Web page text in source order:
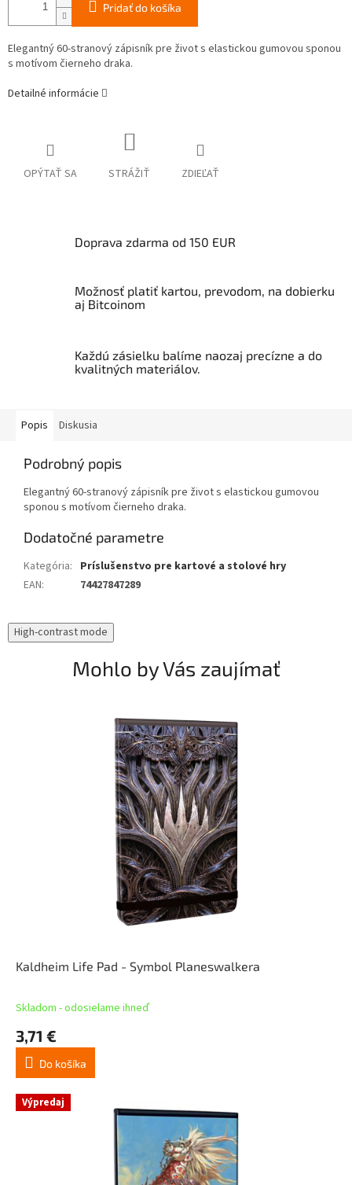
Pridať do košíka
Elegantný 60-stranový zápisník pre život s elastickou gumovou sponou
s motívom čierneho draka.
Detailné informácie
OPÝTAŤ SA STRÁŽIŤ ZDIEĽAŤ
Doprava zdarma od 150 EUR
Možnosť platiť kartou, prevodom, na dobierku
aj Bitcoinom
Každú zásielku balíme naozaj precízne a do
kvalitných materiálov.
Popis Diskusia
Podrobný popis
Elegantný 60-stranový zápisník pre život s elastickou gumovou
sponou s motívom čierneho draka.
Dodatočné parametre
Kategória: Príslušenstvo pre kartové a stolové hry
EAN: 74427847289
High-contrast mode
Mohlo by Vás zaujímať
Kaldheim Life Pad - Symbol Planeswalkera
Skladom - odosielame ihneď
3,71 €
Do košíka
Výpredaj